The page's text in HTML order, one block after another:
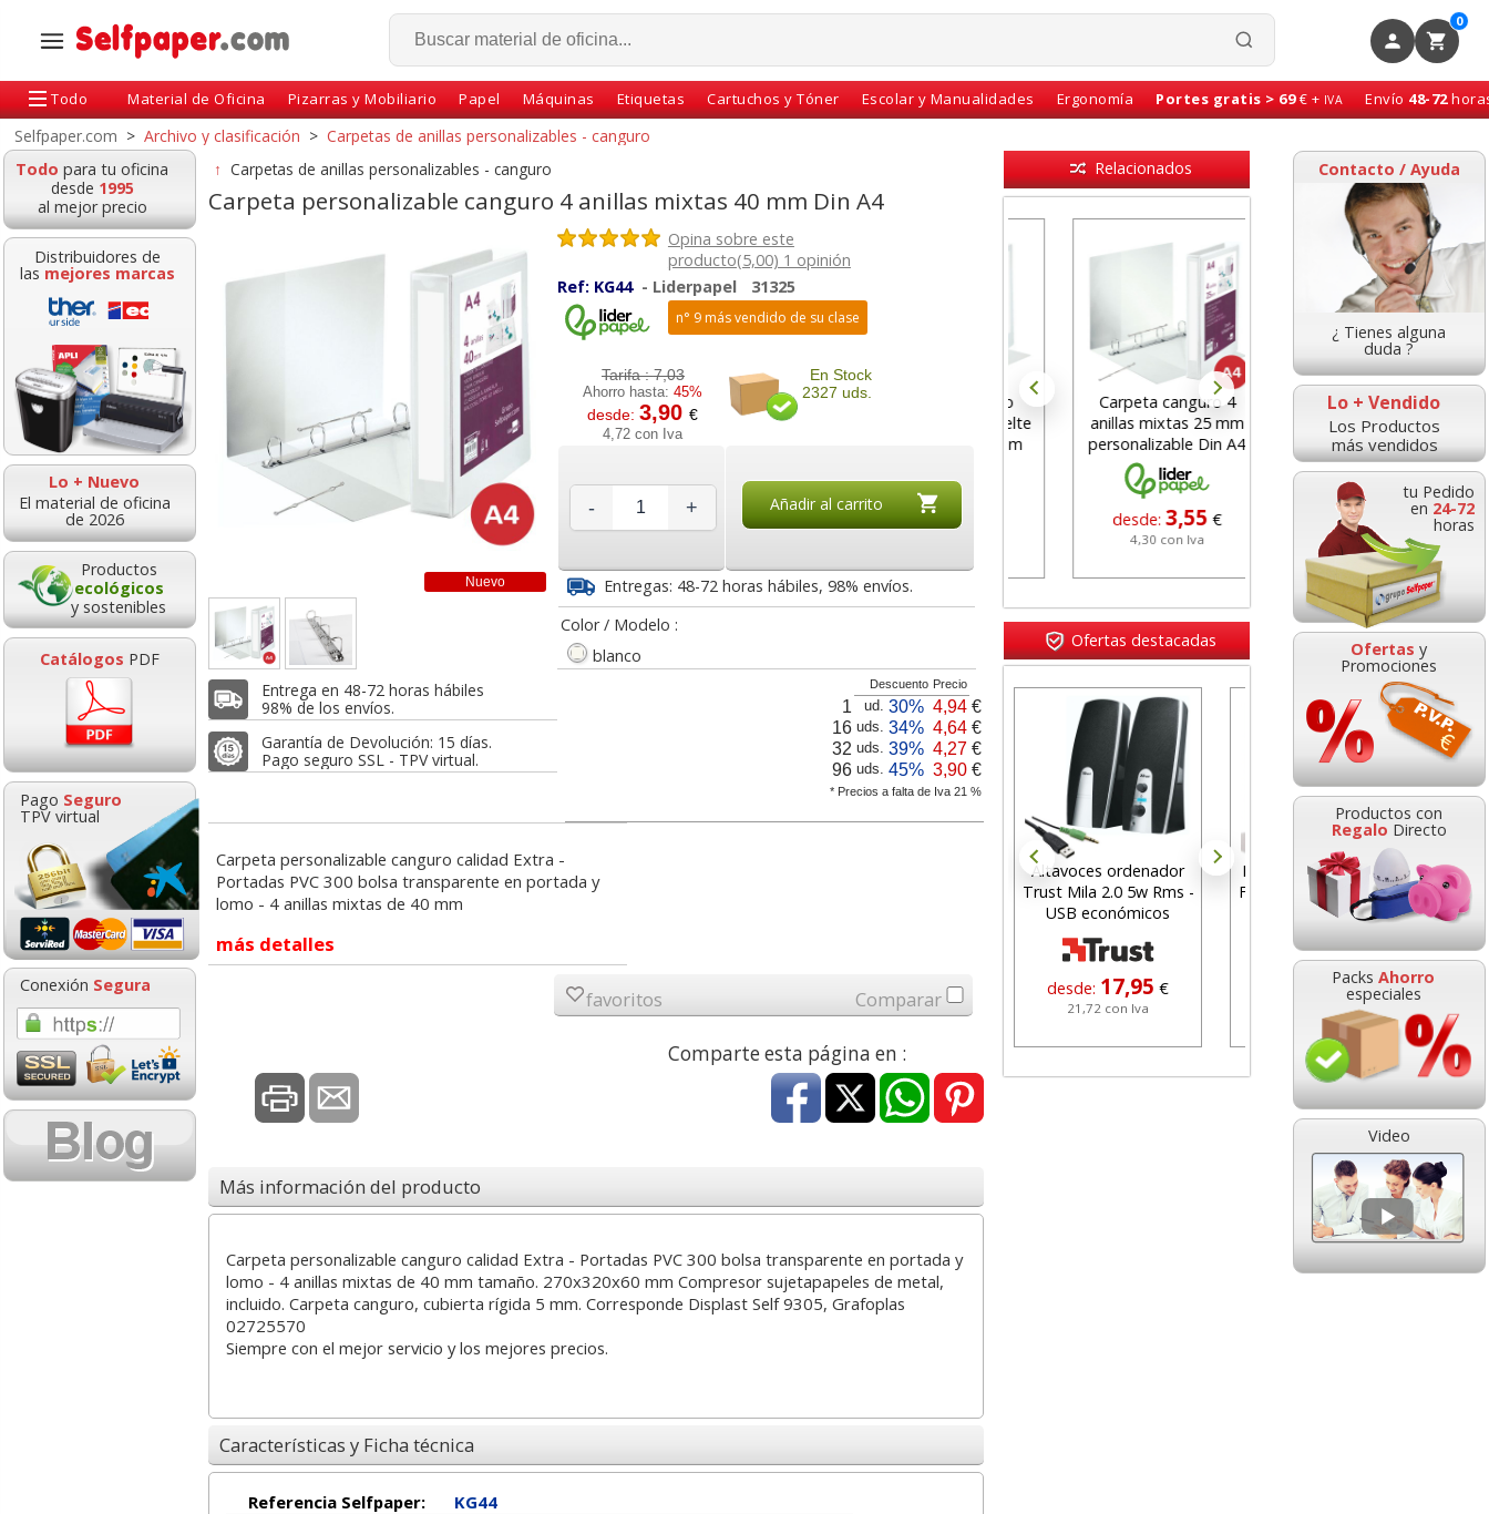
0
Todo Material de Oficina Pizarras y Mobiliario Papel Máquinas Etiquetas Cartuchos y Tóner Escolar y Manualidades Ergonomía Portes gratis > 69€ + IVA Envío 48-72
Selfpaper.com > Archivo y clasificación > Carpetas de anillas personalizables - canguro
Todo para tu oficina
desde 1995
al mejor precio
Distribuidores de
las mejores marcas
Lo + Nuevo
El material de oficina
de 2026
Productos
ecológicos
y sostenibles
Catálogos PDF
Pago Seguro
TPV virtual
Conexión Segura
Contacto / Ayuda
¿ Tienes alguna
duda ?
Lo + Vendido
Los Productos
más vendidos
tu Pedido
en 24-72
horas
Ofertas y
Promociones
Productos con
Regalo Directo
PacksAhorro
especiales
Video
↑ Carpetas de anillas personalizables - canguro
Carpeta personalizable canguro 4 anillas mixtas 40 mm Din A4
Nuevo
Entrega en 48-72 horas hábiles
98% de los envíos.
Garantía de Devolución: 15 días.
Pago seguro SSL - TPV virtual.
Opina sobre este
producto(5,00) 1 opinión
Ref: KG44 - Liderpapel 31325
n° 9 más vendido de su clase
Tarifa :7,03
Ahorro hasta:45%
desde:3,90€
4,72 con Iva
En Stock
2327 uds.
- + Añadir al carrito
Entregas: 48-72 horas hábiles, 98% envíos.
Color / Modelo :
blanco
* Precios a falta de Iva 21 %
Descuento Precio
1 ud. 30% 4,94 €
16 uds. 34% 4,64 €
32 uds. 39% 4,27 €
96 uds. 45% 3,90 €
Carpeta personalizable canguro calidad Extra -
Portadas PVC 300 bolsa transparente en portada y
lomo - 4 anillas mixtas de 40 mm
más detalles
favoritos Comparar
Comparte esta página en :
Más información del producto
Carpeta personalizable canguro calidad Extra - Portadas PVC 300 bolsa transparente en portada y
lomo - 4 anillas mixtas de 40 mm tamaño. 270x320x60 mm Compresor sujetapapeles de metal,
incluido. Carpeta canguro, cubierta rígida 5 mm. Corresponde Displast Self 9305, Grafoplas
02725570
Siempre con el mejor servicio y los mejores precios.
Características y Ficha técnica
Referencia Selfpaper:
KG44
Relacionados
canguro 4
25 mm
Din A4
3,55 €
con Iva
Carpeta personalizable
Canguro 2 anillas
mixtas 25 mm Din A4
3,35
Carpeta Personalizable
canguro 2 anillas
mixtas 16 mm Din A4
DISPLAST
desde:
2,35 €
2,84 con Iva
Carpeta personalizable
canguro 4 anillas
mixtas 55 mm Din A4
desde: 5,04
Carpeta Canguro
desde:3,78 €
Carpeta canguro 4
anillas mixtas 25 mm
personalizable Din A4
3,55 €
4,30 con Iva
Carpeta personalizable
Canguro 2 anillas
mixtas 25 mm Din A4
3,35
4,05 con Iva
Personalizable
2 anillas
mm Din A4
2,35 €
con Iva
Carpeta personalizable
canguro 4 anillas
mixtas 55 mm Din A4
desde:5,04 €
Plus 2 anillas 40mm
desde:3,78
personalizable Din A4
Carpeta personalizable
mixtas 25 mm Din A4
Carpeta Personalizable
canguro 2 anillas
mixtas 16 mm Din A4
DISPLAST
desde:2,35 €
2,84 con Iva
Ofertas destacadas
Navigator Hard Cover,
Folios papel Din A4 250
gramos 125 hjs
desde:
6,88 con Iva
Folios papel Navigator
Universal, Din A4, 80
gramos, 500 hjs
Cinta Scotch Magic
33x19 Pack ahorro 7+1
desde:18,27
22,11 con Iva
€
Altavoces ordenador
Trust Mila 2.0 5w Rms -
USB económicos
17,95 €
21,72 con Iva
Navigator Hard Cover,
Folios papel Din A4 250
Folios papel
Universal, Din
gramos,
desde:
Cinta Scotch Magic
33x19 Pack ahorro 7+1
Pizarra Borrable
Magnética Quartet
36x36 cms Verde
Altavoces ordenador
Trust Mila 2.0 5w Rms -
USB económicos
Navigator Hard Cover,
Folios papel Din A4 250
gramos 125 hjs
Folios papel Navigator
Universal, Din A4, 80
33x19 Pack ahorro 7+1